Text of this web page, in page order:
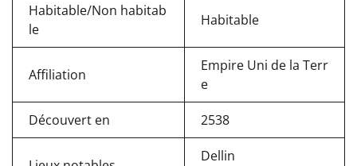
Habitable/Non habitab
le
Habitable
Affiliation
Empire Uni de la Terr
e
Découvert en 2538
Dellin